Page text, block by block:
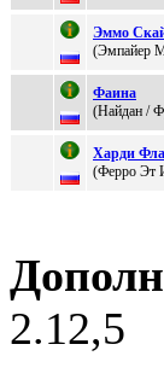
Эммо
(Эмпaйер
Фaинa
(Нaйдaн /
Хapди
(Феppо Эт
2.12,5